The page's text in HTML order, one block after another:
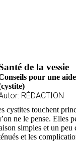
de la vessie
pour une
RÉDACTION
cystites touchent
ne le pense. Elles
simples et un peu
et les